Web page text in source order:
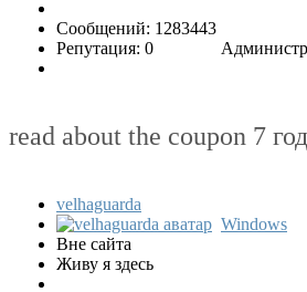
Сообщений: 1283443
Репутация: 0
read about the coupon 7
velhaguarda
Вне сайта
Живу я здесь
Windows